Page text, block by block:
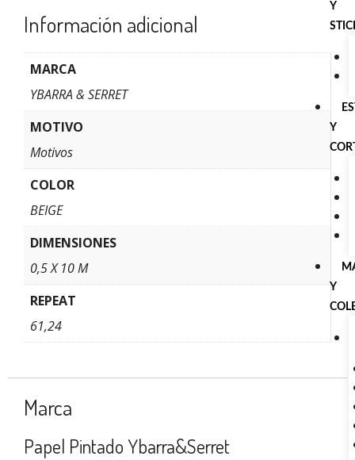
Y
Y
Y
Información adicional
MARCA
YBARRA & SERRET
MOTIVO
Motivos
COLOR
BEIGE
DIMENSIONES
0,5 X 10 M
REPEAT
61,24
Marca
Papel Pintado Ybarra&Serret